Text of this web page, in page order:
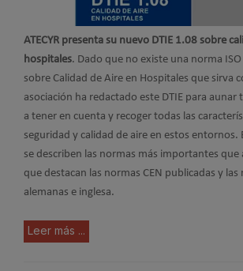
ATECYR presenta su nuevo DTIE 1.08 sobre
hospitales. Dado que no existe una norma
sobre Calidad de Aire en Hospitales que sirva
asociación ha redactado este DTIE para aunar
a tener en cuenta y recoger todas las
seguridad y calidad de aire en estos entornos.
se describen las normas más importantes que
que destacan las normas CEN publicadas y
alemanas e inglesa.
Leer más ...